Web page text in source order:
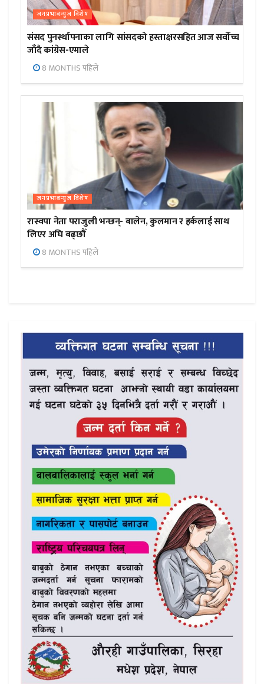
जनप्रभाबन्युज विशेष
संसद पुनर्स्थापनाका लागि सांसदको हस्ताक्षरसहित आज सर्वोच्च
जाँदै कांग्रेस-एमाले
8 MONTHS पहिले
जनप्रभाबन्युज विशेष
रास्वपा नेता पराजुली भन्छन्- बालेन, कुलमान र हर्कलाई साथ
लिएर अघि बढ्छौँ
8 MONTHS पहिले